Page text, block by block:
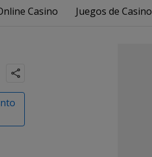
Casino Juegos de Casino